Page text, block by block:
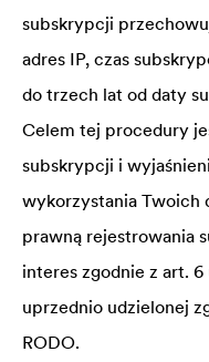
subskrypcji
adres IP, czas
do trzech lat od daty
Celem tej procedury
subskrypcji i
wykorzystania Twoich
prawną rejestrowania
interes zgodnie z art. 6
uprzednio udzielonej
RODO.